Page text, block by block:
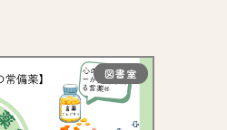
図書室